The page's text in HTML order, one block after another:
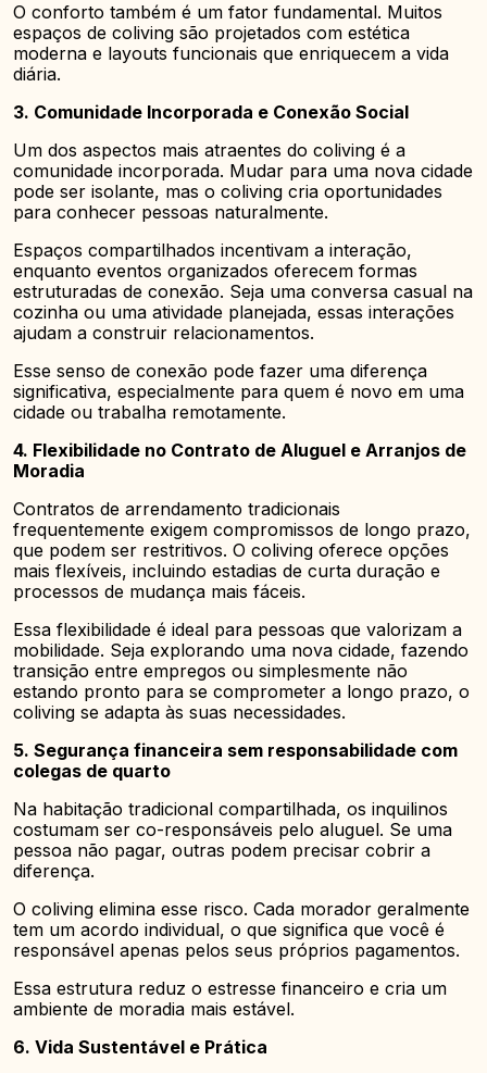
O conforto também é um fator fundamental. Muitos
espaços de coliving são projetados com estética
moderna e layouts funcionais que enriquecem a vida
diária.
3. Comunidade Incorporada e Conexão Social
Um dos aspectos mais atraentes do coliving é a
comunidade incorporada. Mudar para uma nova cidade
pode ser isolante, mas o coliving cria oportunidades
para conhecer pessoas naturalmente.
Espaços compartilhados incentivam a interação,
enquanto eventos organizados oferecem formas
estruturadas de conexão. Seja uma conversa casual na
cozinha ou uma atividade planejada, essas interações
ajudam a construir relacionamentos.
Esse senso de conexão pode fazer uma diferença
significativa, especialmente para quem é novo em uma
cidade ou trabalha remotamente.
4. Flexibilidade no Contrato de Aluguel e Arranjos de
Moradia
Contratos de arrendamento tradicionais
frequentemente exigem compromissos de longo prazo,
que podem ser restritivos. O coliving oferece opções
mais flexíveis, incluindo estadias de curta duração e
processos de mudança mais fáceis.
Essa flexibilidade é ideal para pessoas que valorizam a
mobilidade. Seja explorando uma nova cidade, fazendo
transição entre empregos ou simplesmente não
estando pronto para se comprometer a longo prazo, o
coliving se adapta às suas necessidades.
5. Segurança financeira sem responsabilidade com
colegas de quarto
Na habitação tradicional compartilhada, os inquilinos
costumam ser co-responsáveis pelo aluguel. Se uma
pessoa não pagar, outras podem precisar cobrir a
diferença.
O coliving elimina esse risco. Cada morador geralmente
tem um acordo individual, o que significa que você é
responsável apenas pelos seus próprios pagamentos.
Essa estrutura reduz o estresse financeiro e cria um
ambiente de moradia mais estável.
6. Vida Sustentável e Prática